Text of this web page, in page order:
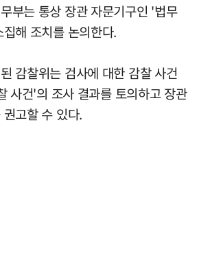
부는 통상 장관 자문기구인 '법무
해 조치를 논의한다.
감찰위는 검사에 대한 감찰 사건
사건'의 조사 결과를 토의하고 장관
고할 수 있다.